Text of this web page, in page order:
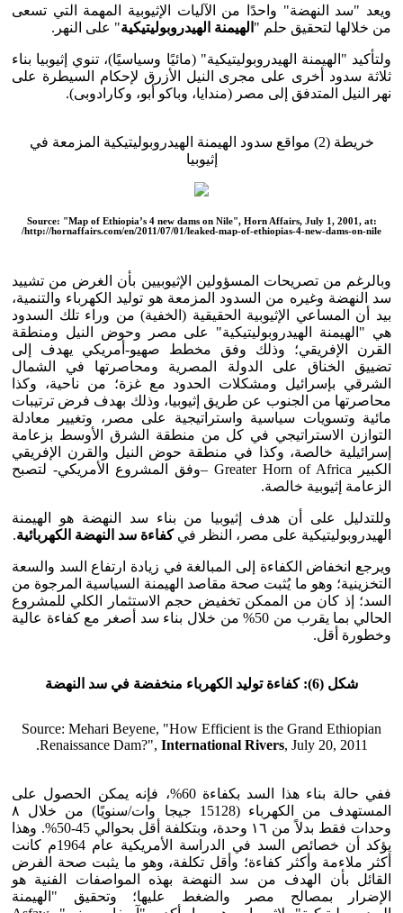
ويعد "سد النهضة" واحدًا من الآليات الإثيوبية المهمة التي تسعى
من خلالها لتحقيق حلم " الهيمنة الهيدروبوليتيكية" على النهر.
ولتأكيد "الهيمنة الهيدروبوليتيكية" (مائيًا وسياسيًا)، تنوي إثيوبيا بناء
ثلاثة سدود أخرى على مجرى النيل الأزرق لإحكام السيطرة على
نهر النيل المتدفق إلى مصر (مندايا، وباكو أبو، وكارادوبى).
خريطة (2) مواقع سدود الهيمنة الهيدروبوليتيكية المزمعة في
إثيوبيا
Source: "Map of Ethiopia’s 4 new dams on Nile", Horn Affairs, July 1, 2001, at:
http://hornaffairs.com/en/2011/07/01/leaked-map-of-ethiopias-4-new-dams-on-nile/
وبالرغم من تصريحات المسؤولين الإثيوبيين بأن الغرض من تشييد
سد النهضة وغيره من السدود المزمعة هو توليد الكهرباء والتنمية،
بيد أن المساعي الإثيوبية الحقيقية (الخفية) من وراء تلك السدود
هي "الهيمنة الهيدروبوليتيكية" على مصر وحوض النيل ومنطقة
القرن الإفريقي؛ وذلك وفق مخطط صهيو-أمريكي يهدف إلى
تضييق الخناق على الدولة المصرية ومحاصرتها في الشمال
الشرقي بإسرائيل ومشكلات الحدود مع غزة؛ من ناحية، وكذا
محاصرتها من الجنوب عن طريق إثيوبيا، وذلك بهدف فرض ترتيبات
مائية وتسويات سياسية واستراتيجية على مصر، وتغيير معادلة
التوازن الاستراتيجي في كل من منطقة الشرق الأوسط بزعامة
إسرائيلية خالصة، وكذا في منطقة حوض النيل والقرن الإفريقي
الكبير Greater Horn of Africa –وفق المشروع الأمريكي- لتصبح
الزعامة إثيوبية خالصة.
وللتدليل على أن هدف إثيوبيا من بناء سد النهضة هو الهيمنة
الهيدروبوليتيكية على مصر، النظر فيكفاءة سد النهضة الكهربائية.
ويرجع انخفاض الكفاءة إلى المبالغة في زيادة ارتفاع السد والسعة
التخزينية؛ وهو ما يُثبت صحة مقاصد الهيمنة السياسية المرجوة من
السد؛ إذ كان من الممكن تخفيض حجم الاستثمار الكلي للمشروع
الحالي بما يقرب من 50% من خلال بناء سد أصغر مع كفاءة عالية
وخطورة أقل.
شكل (6): كفاءة توليد الكهرباء منخفضة في سد النهضة
Source: Mehari Beyene, "How Efficient is the Grand Ethiopian
Renaissance Dam?", International Rivers, July 20, 2011.
ففي حالة بناء هذا السد بكفاءة 60%، فإنه يمكن الحصول على
المستهدف من الكهرباء (15128 جيجا وات/سنويًا) من خلال ٨
وحدات فقط بدلاً من ١٦ وحدة، وبتكلفة أقل بحوالي 45-50%. وهذا
يؤكد أن خصائص السد في الدراسة الأمريكية عام 1964م كانت
أكثر ملاءمة وأكثر كفاءة؛ وأقل تكلفة، وهو ما يثبت صحة الفرض
القائل بأن الهدف من سد النهضة بهذه المواصفات الفنية هو
الإضرار بمصالح مصر والضغط عليها؛ وتحقيق "الهيمنة